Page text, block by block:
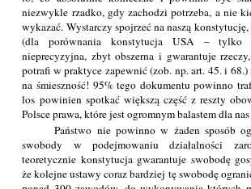
niezwykle rzadko, gdy zachodzi potrzeba, a nie
wykazać. Wystarczy spojrzeć na naszą
(dla porównania konstytucja USA – tylko
nieprecyzyjna, zbyt obszerna i gwarantuje
potrafi w praktyce zapewnić (zob. np. art. 45. i 68.)
na śmieszność! 95% tego dokumentu powinno
los powinien spotkać większą część z reszty
Polsce prawa, które jest ogromnym balastem dla
Państwo nie powinno w żaden sposób
swobody w podejmowaniu działalności
teoretycznie konstytucja gwarantuje swobodę
że kolejne ustawy coraz bardziej tę swobodę